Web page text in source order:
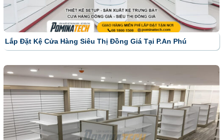
Lắp Đặt Kệ Cửa Hàng Siêu Thị Đồng Giá Tại P.An Phú